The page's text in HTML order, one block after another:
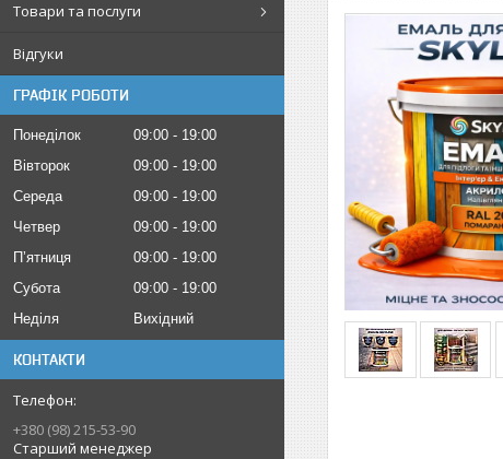
Товари та послуги
Відгуки
ГРАФІК РОБОТИ
Понеділок 09:00
19:00
Вівторок
09:00
19:00
Середа
09:00
19:00
Четвер
09:00
19:00
Пʼятниця
09:00
19:00
Субота
09:00
19:00
Неділя
Вихідний
КОНТАКТИ
+380 (98) 215-53-90
Старший менеджер